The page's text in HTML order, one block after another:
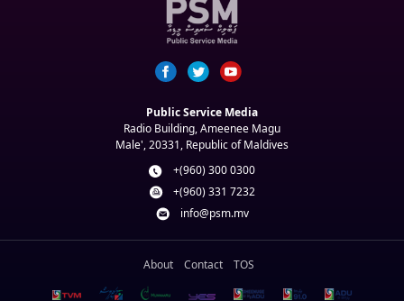
Public Service Media
Radio Building, Ameenee Magu
Male', 20331, Republic of Maldives
+(960) 300 0300
+(960) 331 7232
info@psm.mv
About Contact TOS